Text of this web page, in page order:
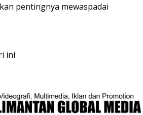
pentingnya mewaspadai
ini